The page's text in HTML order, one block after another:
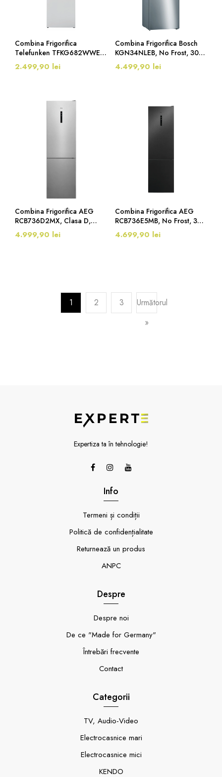
Combina Frigorifica
Telefunken TFKG682WWE,
Clasa E, 286 Litri, 180 Cm,
Alb
2.499,90 lei
Combina Frigorifica Bosch
KGN34NLEB, No Frost, 300
Litri, 186 Cm, Inox
4.499,90 lei
Combina Frigorifica AEG
RCB736D2MX, Clasa D,
NoFrost, 201 Cm, 366 Litri,
Inox
4.999,90 lei
Combina Frigorifica AEG
RCB736E5MB, No Frost, 367
L, H 201 Cm, Clasa E, Negru
4.699,90 lei
1 2 3
Următorul
»
Expertiza ta în tehnologie!
Info
Termeni și condiții
Politică de confidențialitate
Returnează un produs
ANPC
Despre
Despre noi
De ce "Made for Germany"
Întrebări frecvente
Contact
Categorii
TV, Audio-Video
Electrocasnice mari
Electrocasnice mici
KENDO